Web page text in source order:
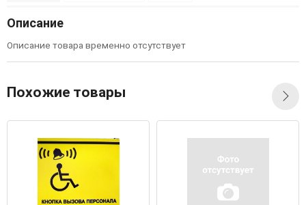
Описание
Описание товара временно отсутствует
Похожие товары